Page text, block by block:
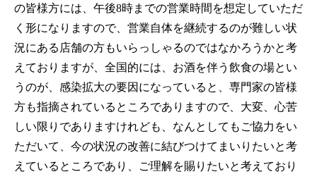
の皆様方には、午後8時までの営業時間を想定していただ
く形になりますので、営業自体を継続するのが難しい状
況にある店舗の方もいらっしゃるのではなかろうかと考
えておりますが、全国的には、お酒を伴う飲食の場とい
うのが、感染拡大の要因になっていると、専門家の皆様
方も指摘されているところでありますので、大変、心苦
しい限りでありますけれども、なんとしてもご協力をい
ただいて、今の状況の改善に結びつけてまいりたいと考
えているところであり、ご理解を賜りたいと考えており